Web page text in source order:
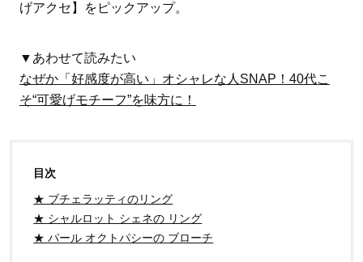
げアクセ】をピックアップ。
▼あわせて読みたい
なぜか「好感度が高い」オシャレな人SNAP！40代こ
そ“可愛げモチーフ”を味方に！
目次
★ ブチェラッティのリング
★ シャルロット シェネの リング
★ パール オクトパシーの ブローチ